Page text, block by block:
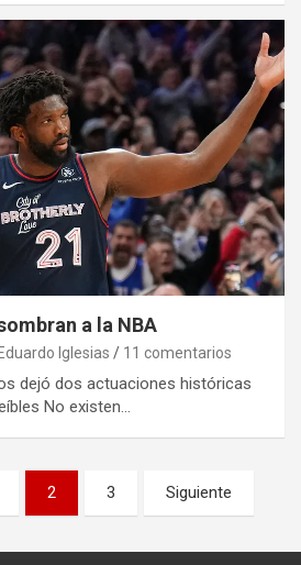
a la NBA
Eduardo Iglesias 11 comentarios
dejó dos actuaciones históricas
No existen…
2 3 Siguiente